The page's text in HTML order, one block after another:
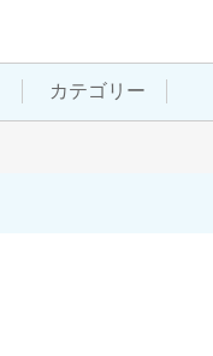
カテゴリー